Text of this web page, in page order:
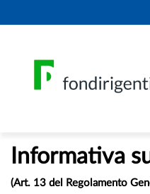
Informativa
(Art. 13 del Regolamento